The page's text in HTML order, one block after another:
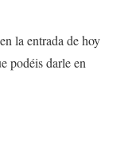
la entrada de hoy
podéis darle en